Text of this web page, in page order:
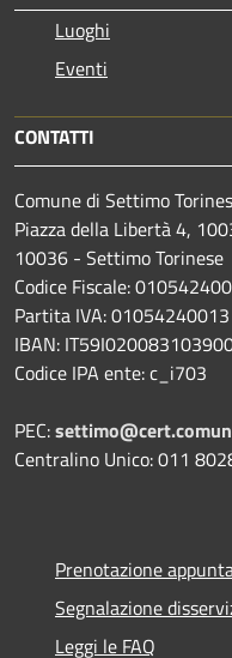
Luoghi
Eventi
CONTATTI
Comune di Settimo
Piazza della Libertà 4,
10036 - Settimo Torinese
Codice Fiscale:
Partita IVA: 01054240013
IBAN:
Codice IPA ente: c_i703
PEC:
Centralino Unico: 011
Prenotazione
Segnalazione
Leggi le FAQ